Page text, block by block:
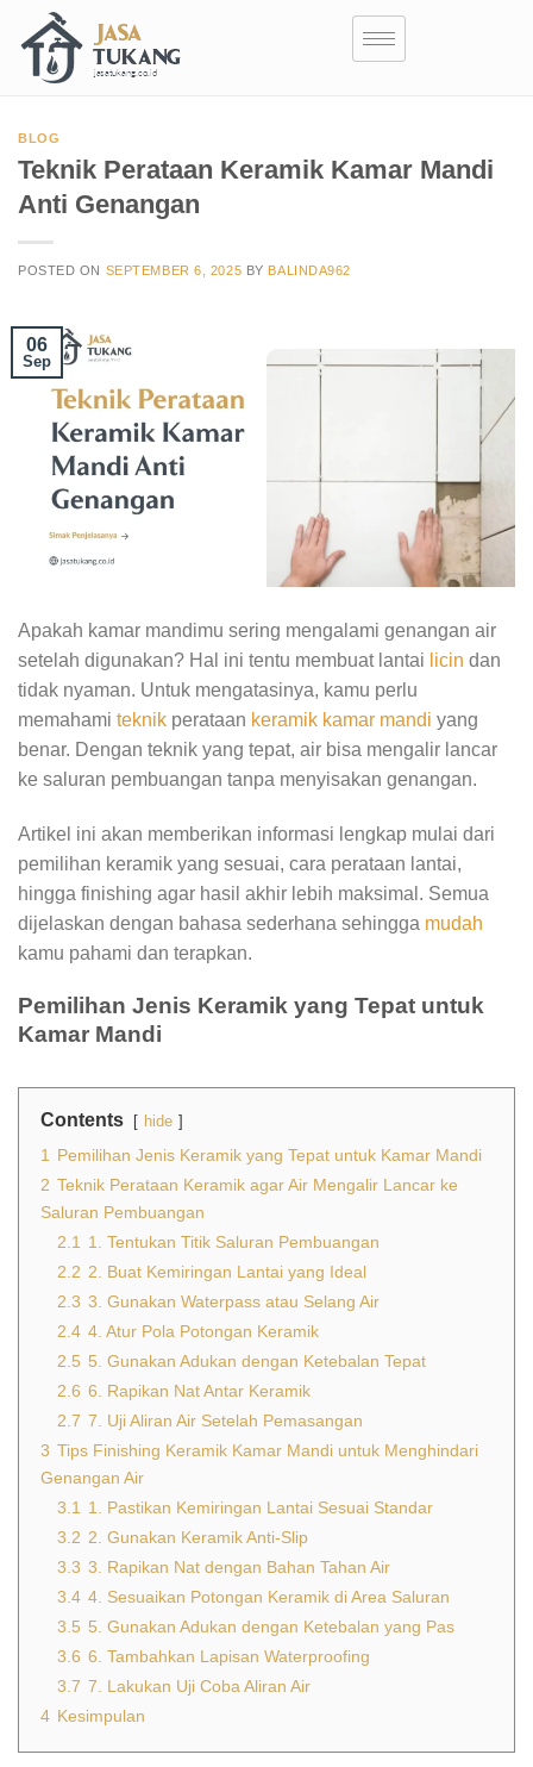
BLOG
Teknik Perataan Keramik Kamar Mandi
Anti Genangan
POSTED ON SEPTEMBER 6, 2025 BY BALINDA962
06
Sep
Apakah kamar mandimu sering mengalami genangan air
setelah digunakan? Hal ini tentu membuat lantai licin dan
tidak nyaman. Untuk mengatasinya, kamu perlu
memahami teknik perataan keramik kamar mandi yang
benar. Dengan teknik yang tepat, air bisa mengalir lancar
ke saluran pembuangan tanpa menyisakan genangan.
Artikel ini akan memberikan informasi lengkap mulai dari
pemilihan keramik yang sesuai, cara perataan lantai,
hingga finishing agar hasil akhir lebih maksimal. Semua
dijelaskan dengan bahasa sederhana sehingga mudah
kamu pahami dan terapkan.
Pemilihan Jenis Keramik yang Tepat untuk
Kamar Mandi
Contents hide
1 Pemilihan Jenis Keramik yang Tepat untuk Kamar Mandi
2 Teknik Perataan Keramik agar Air Mengalir Lancar ke
Saluran Pembuangan
2.1 1. Tentukan Titik Saluran Pembuangan
2.2 2. Buat Kemiringan Lantai yang Ideal
2.3 3. Gunakan Waterpass atau Selang Air
2.4 4. Atur Pola Potongan Keramik
2.5 5. Gunakan Adukan dengan Ketebalan Tepat
2.6 6. Rapikan Nat Antar Keramik
2.7 7. Uji Aliran Air Setelah Pemasangan
3 Tips Finishing Keramik Kamar Mandi untuk Menghindari
Genangan Air
3.1 1. Pastikan Kemiringan Lantai Sesuai Standar
3.2 2. Gunakan Keramik Anti-Slip
3.3 3. Rapikan Nat dengan Bahan Tahan Air
3.4 4. Sesuaikan Potongan Keramik di Area Saluran
3.5 5. Gunakan Adukan dengan Ketebalan yang Pas
3.6 6. Tambahkan Lapisan Waterproofing
3.7 7. Lakukan Uji Coba Aliran Air
4 Kesimpulan